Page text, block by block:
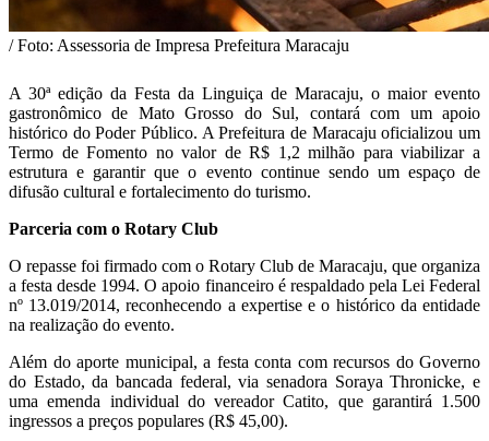
/ Foto: Assessoria de Impresa Prefeitura Maracaju
A 30ª edição da Festa da Linguiça de Maracaju, o maior evento
gastronômico de Mato Grosso do Sul, contará com um apoio
histórico do Poder Público. A Prefeitura de Maracaju oficializou um
Termo de Fomento no valor de R$ 1,2 milhão para viabilizar a
estrutura e garantir que o evento continue sendo um espaço de
difusão cultural e fortalecimento do turismo.
Parceria com o Rotary Club
O repasse foi firmado com o Rotary Club de Maracaju, que organiza
a festa desde 1994. O apoio financeiro é respaldado pela Lei Federal
nº 13.019/2014, reconhecendo a expertise e o histórico da entidade
na realização do evento.
Além do aporte municipal, a festa conta com recursos do Governo
do Estado, da bancada federal, via senadora Soraya Thronicke, e
uma emenda individual do vereador Catito, que garantirá 1.500
ingressos a preços populares (R$ 45,00).